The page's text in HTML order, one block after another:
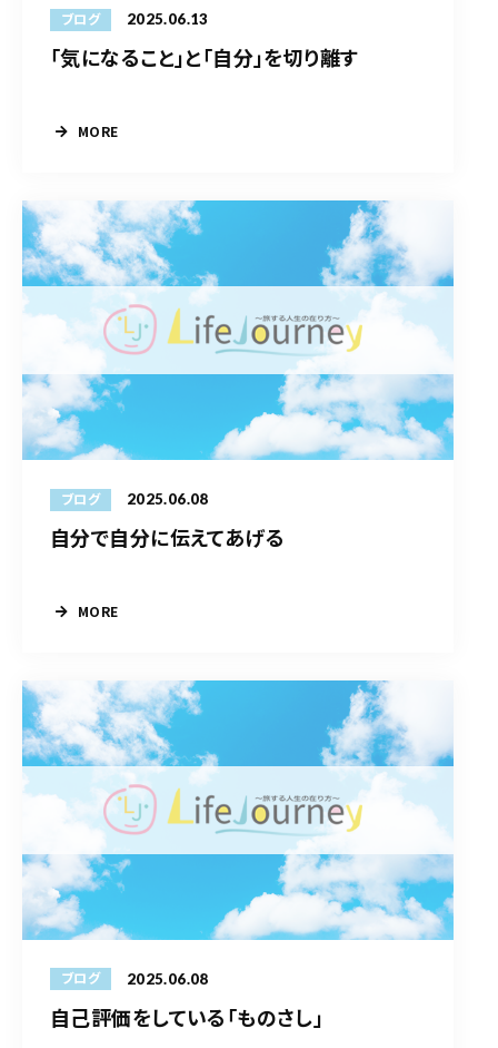
ブログ 2025.06.13
「気になること」と「自分」を切り離す
MORE
ブログ 2025.06.08
自分で自分に伝えてあげる
MORE
ブログ 2025.06.08
自己評価をしている「ものさし」